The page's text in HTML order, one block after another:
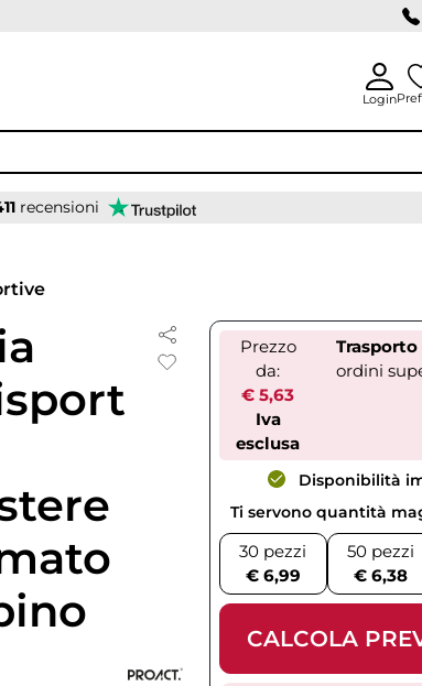
Login
recensioni
Prezzo
da:
€ 5,63
Iva
esclusa
ordini
Disponibilità
Ti servono quantità
30 pezzi
€ 6,99
50 pezzi
€ 6,38
CALCOLA